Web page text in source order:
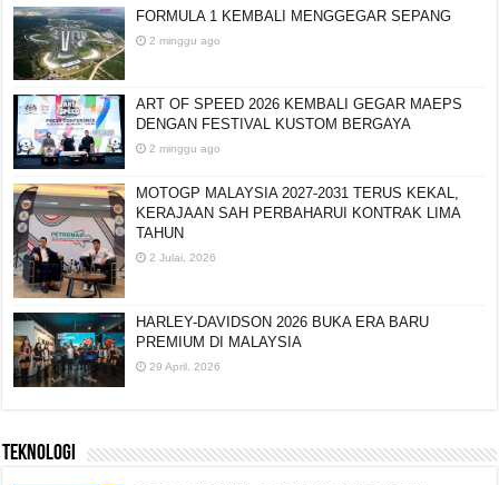
FORMULA 1 KEMBALI MENGGEGAR SEPANG
2 minggu ago
ART OF SPEED 2026 KEMBALI GEGAR MAEPS
DENGAN FESTIVAL KUSTOM BERGAYA
2 minggu ago
MOTOGP MALAYSIA 2027-2031 TERUS KEKAL,
KERAJAAN SAH PERBAHARUI KONTRAK LIMA
TAHUN
2 Julai, 2026
HARLEY-DAVIDSON 2026 BUKA ERA BARU
PREMIUM DI MALAYSIA
29 April, 2026
TEKNOLOGI